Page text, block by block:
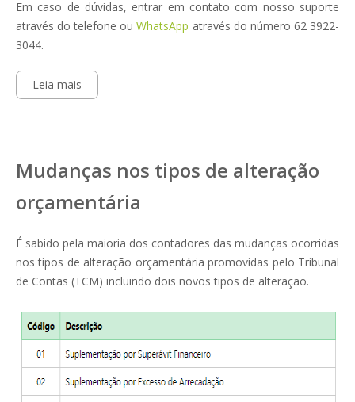
Em caso de dúvidas, entrar em contato com nosso suporte
através do telefone ouWhatsApp através do número 62 3922-
3044.
Leia mais
Mudanças nos tipos de alteração
orçamentária
É sabido pela maioria dos contadores das mudanças ocorridas
nos tipos de alteração orçamentária promovidas pelo Tribunal
de Contas (TCM) incluindo dois novos tipos de alteração.